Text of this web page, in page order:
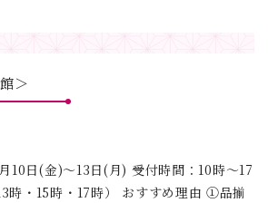
＞
10日(金)～13日(月) 受付時間：10時～17
時・15時・17時） おすすめ理由 ①品揃